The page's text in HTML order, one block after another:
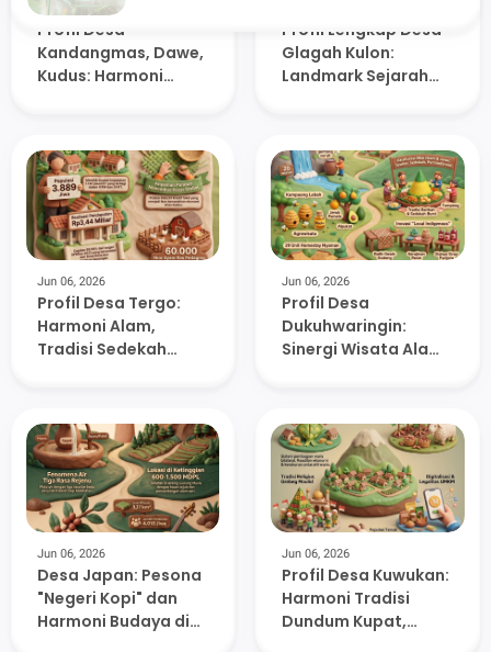
Jun 16, 2026
Profil Desa
Kandangmas, Dawe,
Kudus: Harmoni
Lereng Muria
Profil Lengkap Desa
Glagah Kulon:
Landmark Sejarah
Lereng Muria
Jun 06, 2026
Profil Desa Tergo:
Harmoni Alam,
Tradisi Sedekah
Jun 06, 2026
Profil Desa
Dukuhwaringin:
Sinergi Wisata Alam,
Muria
Jun 06, 2026
Desa Japan: Pesona
"Negeri Kopi" dan
Harmoni Budaya di
Jun 06, 2026
Profil Desa Kuwukan:
Harmoni Tradisi
Dundum Kupat,